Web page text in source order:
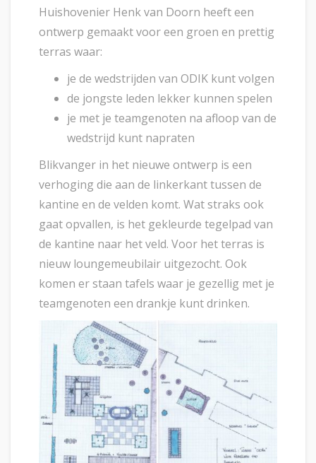
Huishovenier Henk van Doorn heeft een
ontwerp gemaakt voor een groen en prettig
terras waar:
je de wedstrijden van ODIK kunt volgen
de jongste leden lekker kunnen spelen
je met je teamgenoten na afloop van de
wedstrijd kunt napraten
Blikvanger in het nieuwe ontwerp is een
verhoging die aan de linkerkant tussen de
kantine en de velden komt. Wat straks ook
gaat opvallen, is het gekleurde tegelpad van
de kantine naar het veld. Voor het terras is
nieuw loungemeubilair uitgezocht. Ook
komen er staan tafels waar je gezellig met je
teamgenoten een drankje kunt drinken.